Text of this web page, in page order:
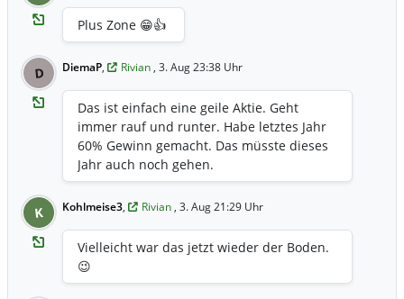
Plus Zone 😁👍
D DiemaP, Rivian , 3. Aug 23:38 Uhr
Das ist einfach eine geile Aktie. Geht
immer rauf und runter. Habe letztes Jahr
60% Gewinn gemacht. Das müsste dieses
Jahr auch noch gehen.
K Kohlmeise3, Rivian , 3. Aug 21:29 Uhr
Vielleicht war das jetzt wieder der Boden.
😉